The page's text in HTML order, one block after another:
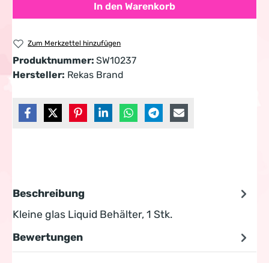
In den Warenkorb
Zum Merkzettel hinzufügen
Produktnummer: SW10237
Hersteller: Rekas Brand
Beschreibung
Kleine glas Liquid Behälter, 1 Stk.
Bewertungen